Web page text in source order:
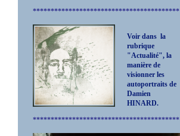
*****************************************
Voir dans la
rubrique
"Actualité", la
manière de
visionner les
autoportraits de
Damien
HINARD.
*****************************************